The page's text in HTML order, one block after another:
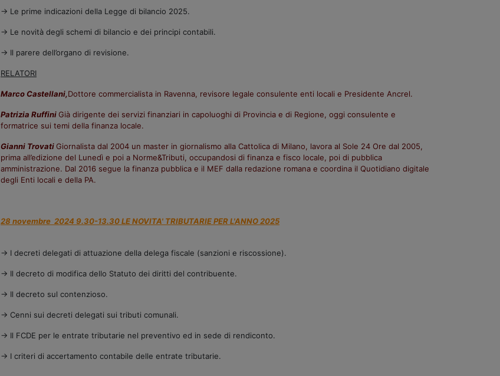
→ Le prime indicazioni della Legge di bilancio 2025.
→ Le novità degli schemi di bilancio e dei principi contabili.
→ Il parere dell’organo di revisione.
RELATORI
Marco Castellani,Dottore commercialista in Ravenna, revisore legale consulente enti locali e Presidente Ancrel.
Patrizia RuffiniGià dirigente dei servizi finanziari in capoluoghi di Provincia e di Regione, oggi consulente e
formatrice sui temi della finanza locale.
Gianni TrovatiGiornalista dal 2004 un master in giornalismo alla Cattolica di Milano, lavora al Sole 24 Ore dal 2005,
prima all’edizione del Lunedì e poi a Norme&Tributi, occupandosi di finanza e fisco locale, poi di pubblica
amministrazione. Dal 2016 segue la finanza pubblica e il MEF dalla redazione romana e coordina il Quotidiano digitale
degli Enti locali e della PA.
28 novembre 2024 9.30-13.30 LE NOVITA' TRIBUTARIE PER L'ANNO 2025
→ I decreti delegati di attuazione della delega fiscale (sanzioni e riscossione).
→ Il decreto di modifica dello Statuto dei diritti del contribuente.
→ Il decreto sul contenzioso.
→ Cenni sui decreti delegati sui tributi comunali.
→ Il FCDE per le entrate tributarie nel preventivo ed in sede di rendiconto.
→ I criteri di accertamento contabile delle entrate tributarie.